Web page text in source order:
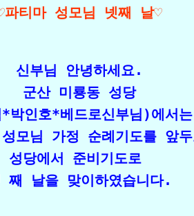
신부님 안녕하세요.
군산 미룡동 성당
박인호*베드로신부님)에서는
모님 가정 순례기도를 앞
성당에서 준비기도로
째 날을 맞이하였습니다.